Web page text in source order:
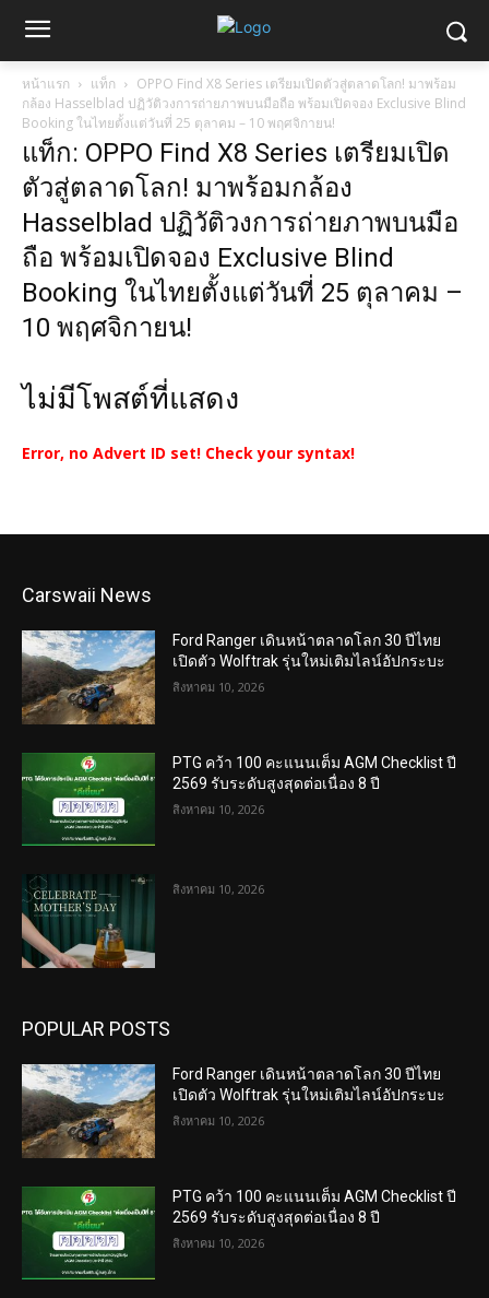
หน้าแรก แท็ก
OPPO Find X8 Series เตรียมเปิดตัวสู่ตลาดโลก! มาพร้อม
กล้อง Hasselblad ปฏิวัติวงการถ่ายภาพบนมือถือ พร้อมเปิดจอง Exclusive Blind
Booking ในไทยตั้งแต่วันที่ 25 ตุลาคม – 10 พฤศจิกายน!
แท็ก: OPPO Find X8 Series เตรียมเปิด
ตัวสู่ตลาดโลก! มาพร้อมกล้อง
Hasselblad ปฏิวัติวงการถ่ายภาพบนมือ
ถือ พร้อมเปิดจอง Exclusive Blind
Booking ในไทยตั้งแต่วันที่ 25 ตุลาคม –
10 พฤศจิกายน!
ไม่มีโพสต์ที่แสดง
Error, no Advert ID set! Check your syntax!
Carswaii News
Ford Ranger เดินหน้าตลาดโลก 30 ปีไทย
เปิดตัว Wolftrak รุ่นใหม่เติมไลน์อัปกระบะ
สิงหาคม 10, 2026
PTG คว้า 100 คะแนนเต็ม AGM Checklist ปี
2569 รับระดับสูงสุดต่อเนื่อง 8 ปี
สิงหาคม 10, 2026
สิงหาคม 10, 2026
POPULAR POSTS
Ford Ranger เดินหน้าตลาดโลก 30 ปีไทย
เปิดตัว Wolftrak รุ่นใหม่เติมไลน์อัปกระบะ
สิงหาคม 10, 2026
PTG คว้า 100 คะแนนเต็ม AGM Checklist ปี
2569 รับระดับสูงสุดต่อเนื่อง 8 ปี
สิงหาคม 10, 2026